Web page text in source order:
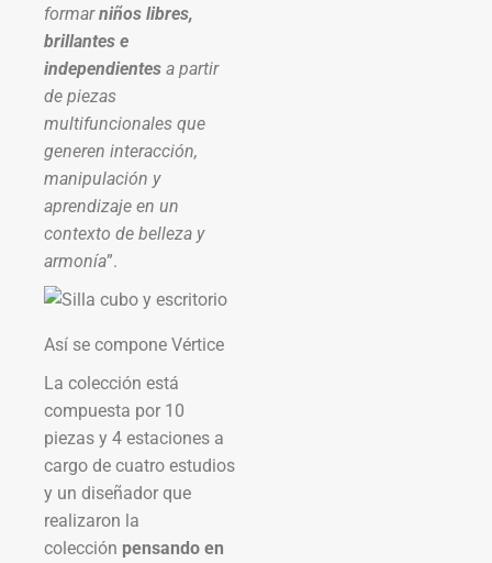
formarniños libres,
brillantes e
independientes a partir
de piezas
multifuncionales que
generen interacción,
manipulación y
aprendizaje en un
contexto de belleza y
armonía”.
Así se compone Vértice
La colección está
compuesta por 10
piezas y 4 estaciones a
cargo de cuatro estudios
y un diseñador que
realizaron la
colección pensando en